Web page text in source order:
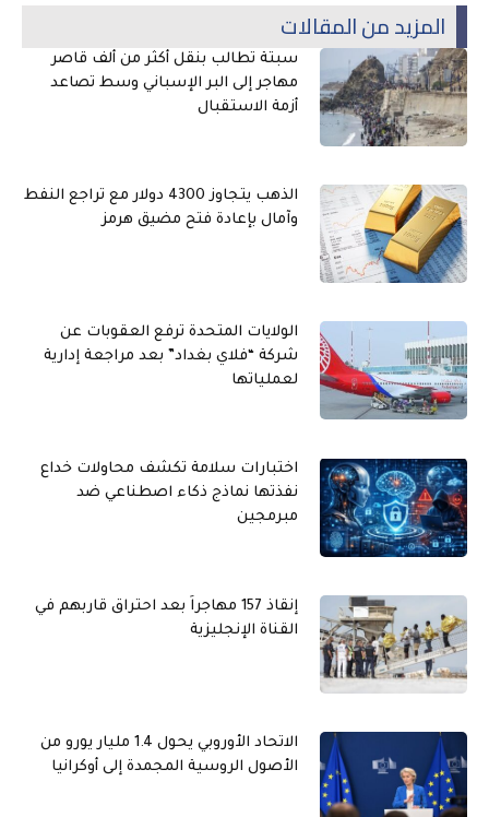
المزيد من المقالات
سبتة تطالب بنقل أكثر من ألف قاصر
مهاجر إلى البر الإسباني وسط تصاعد
أزمة الاستقبال
الذهب يتجاوز 4300 دولار مع تراجع النفط
وآمال بإعادة فتح مضيق هرمز
الولايات المتحدة ترفع العقوبات عن
شركة “فلاي بغداد” بعد مراجعة إدارية
لعملياتها
اختبارات سلامة تكشف محاولات خداع
نفذتها نماذج ذكاء اصطناعي ضد
مبرمجين
إنقاذ 157 مهاجراً بعد احتراق قاربهم في
القناة الإنجليزية
الاتحاد الأوروبي يحول 1.4 مليار يورو من
الأصول الروسية المجمدة إلى أوكرانيا